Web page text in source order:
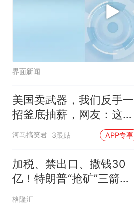
界面新闻
美国卖武器，我们反手一
招釜底抽薪，网友：这招
果然高！
河马搞笑君 3跟贴 APP专享
加税、禁出口、撒钱30
亿！特朗普“抢矿”三箭齐
发
格隆汇